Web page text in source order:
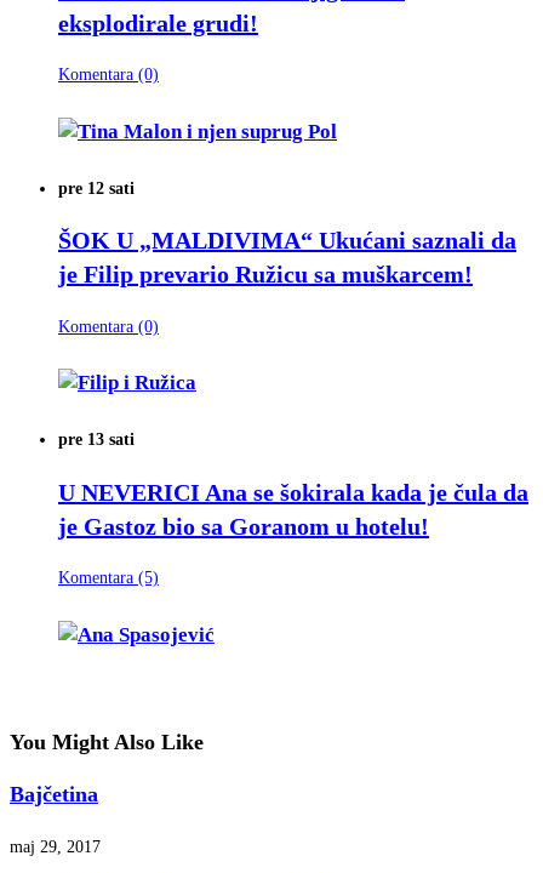
eksplodirale grudi!
Komentara (0)
pre 12 sati
ŠOK U „MALDIVIMA“ Ukućani saznali da
je Filip prevario Ružicu sa muškarcem!
Komentara (0)
pre 13 sati
U NEVERICI Ana se šokirala kada je čula da
je Gastoz bio sa Goranom u hotelu!
Komentara (5)
You Might Also Like
Bajčetina
maj 29, 2017